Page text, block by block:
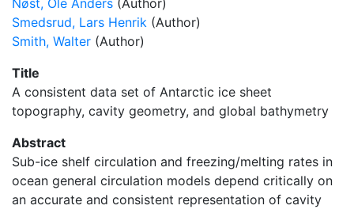
Nøst, Ole Anders (Author)
Smedsrud, Lars Henrik (Author)
Smith, Walter (Author)
Title
A consistent data set of Antarctic ice sheet
topography, cavity geometry, and global bathymetry
Abstract
Sub-ice shelf circulation and freezing/melting rates in
ocean general circulation models depend critically on
an accurate and consistent representation of cavity